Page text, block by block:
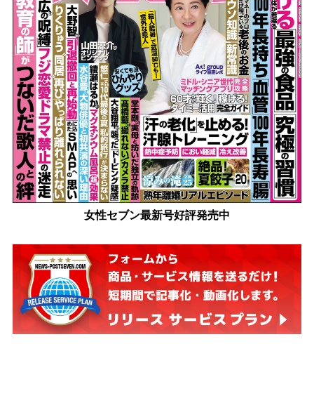
女性セブン最新号好評発売中